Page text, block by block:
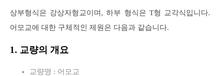
상부형식은 강상자형교이며, 하부 형식은 T형 교각식입니다.
어모교에 대한 구체적인 제원은 다음과 같습니다.
1. 교량의 개요
교량명 : 어모교